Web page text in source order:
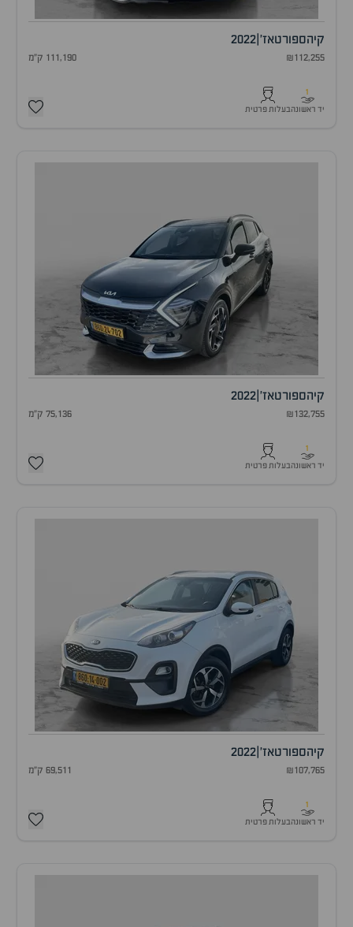
קיהספורטאז' 2022
₪112,255 111,190 ק"מ
1
יד ראשונהבעלות פרטית
קיהספורטאז' 2022
₪132,755 75,136 ק"מ
1
יד ראשונהבעלות פרטית
קיהספורטאז' 2022
₪107,765 69,511 ק"מ
1
יד ראשונהבעלות פרטית